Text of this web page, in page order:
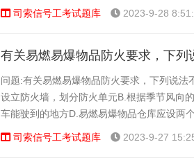
施的，由分包单位提出专项安全防护措施及
司索信号工考试题库 2023-9-28
有关易燃易爆物品防火要求，下列
问题:有关易燃易爆物品防火要求，下列说
设立防火墙，划分防火单元B.根据季节风向
车能驶到的地方D.易燃易爆物品仓库应设两
题:在()中，我国第一次以法律形式确立了企
司索信号工考试题库 2023-9-27